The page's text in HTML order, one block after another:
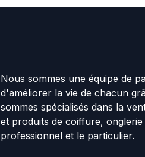
Nous sommes une équipe de
d'améliorer la vie de chacun
sommes spécialisés dans la
et produits de coiffure,
professionnel et le particulier.